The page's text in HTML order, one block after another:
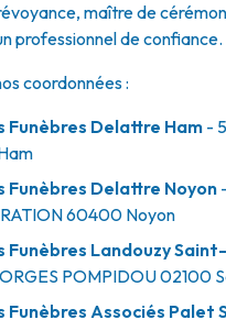
maître de
professionnel de confiance.
coordonnées :
Funèbres Delattre Ham-
Funèbres Delattre Noyon
60400 Noyon
Funèbres Landouzy
POMPIDOU02100
Funèbres Associés